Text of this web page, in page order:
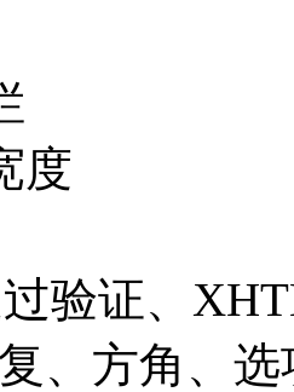
度
过验证、
、方角、